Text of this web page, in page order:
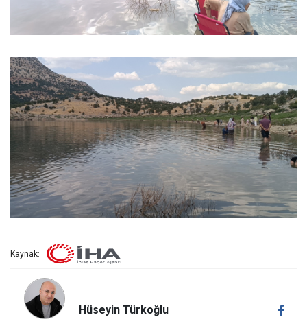
Kaynak:
Hüseyin Türkoğlu